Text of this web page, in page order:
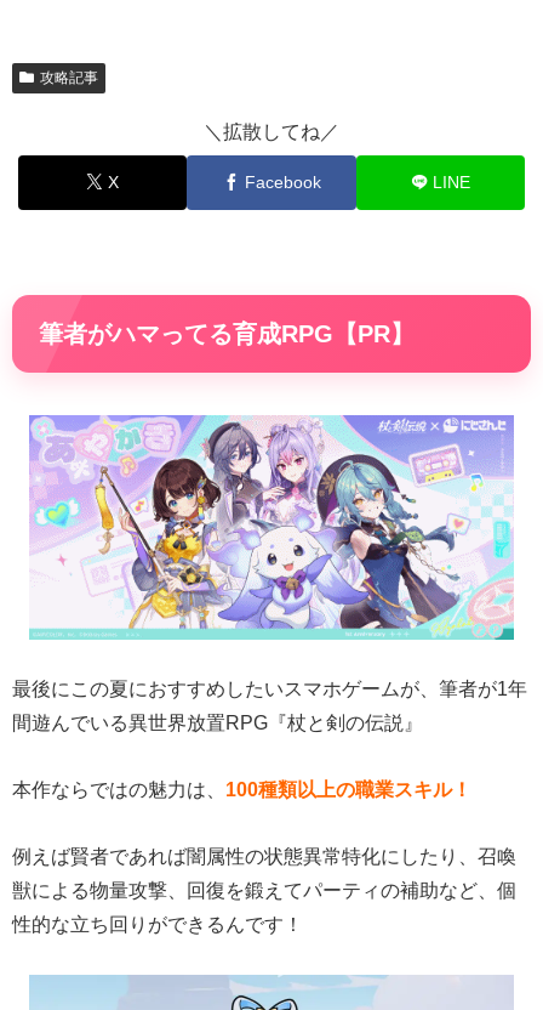
攻略記事
＼拡散してね／
X Facebook LINE
筆者がハマってる育成RPG【PR】
最後にこの夏におすすめしたいスマホゲームが、筆者が1年
間遊んでいる異世界放置RPG『杖と剣の伝説』
本作ならではの魅力は、 100種類以上の職業スキル！
例えば賢者であれば闇属性の状態異常特化にしたり、召喚
獣による物量攻撃、回復を鍛えてパーティの補助など、個
性的な立ち回りができるんです！